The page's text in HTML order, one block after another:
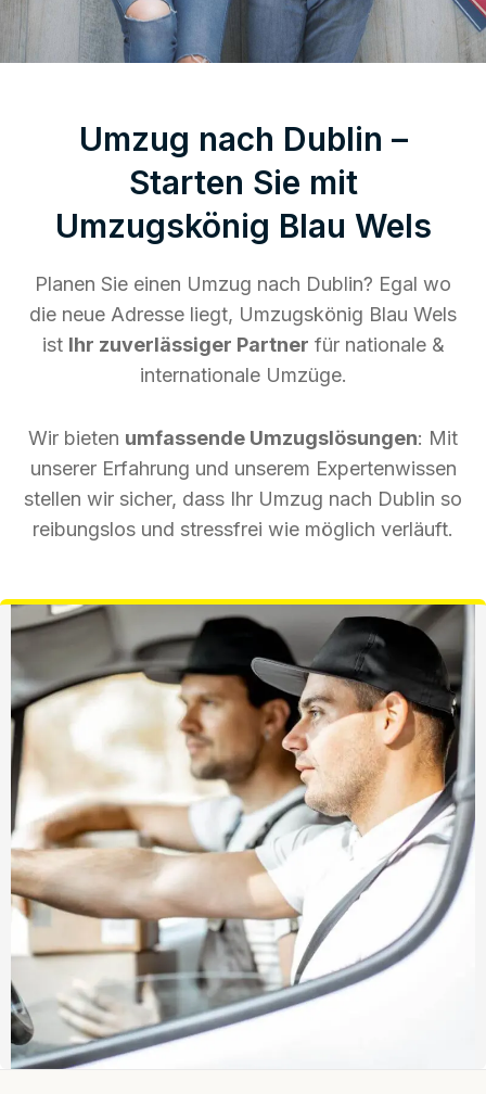
Umzug nach Dublin –
Starten Sie mit
Umzugskönig Blau Wels
Planen Sie einen Umzug nach Dublin? Egal wo
die neue Adresse liegt, Umzugskönig Blau Wels
ist Ihr zuverlässiger Partner für nationale &
internationale Umzüge.
Wir bieten umfassende Umzugslösungen: Mit
unserer Erfahrung und unserem Expertenwissen
stellen wir sicher, dass Ihr Umzug nach Dublin so
reibungslos und stressfrei wie möglich verläuft.